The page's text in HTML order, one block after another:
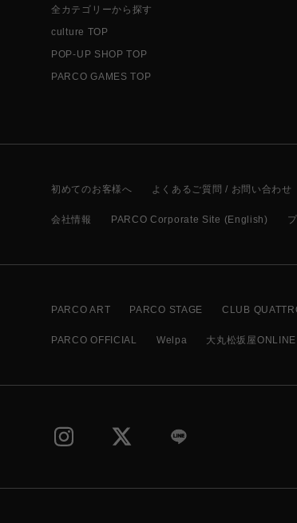
全カテゴリーから探す
culture TOP
POP-UP SHOP TOP
PARCO GAMES TOP
初めてのお客様へ よくあるご質問 / お問い合わせ
会社情報 PARCO Corporate Site (English)
PARCO ART PARCO STAGE CLUB
PARCO OFFICIAL Welpa 大丸松坂屋